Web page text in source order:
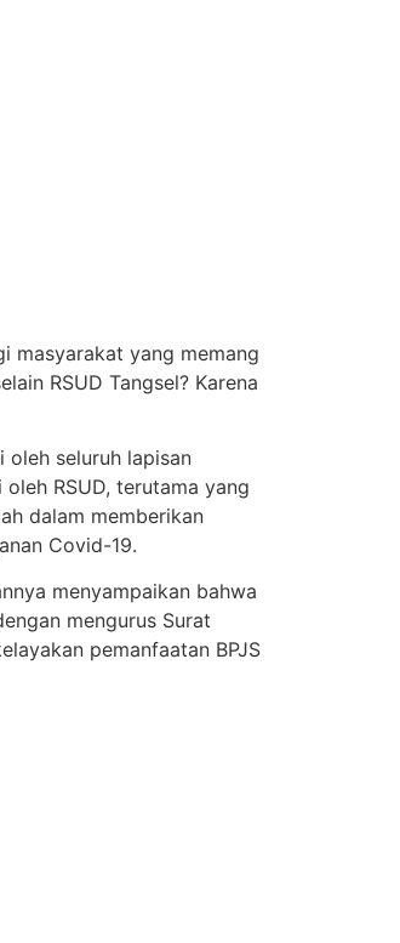
masyarakat yang memang
RSUD Tangsel? Karena
oleh seluruh lapisan
RSUD, terutama yang
dalam memberikan
Covid-19.
menyampaikan bahwa
mengurus Surat
pemanfaatan BPJS